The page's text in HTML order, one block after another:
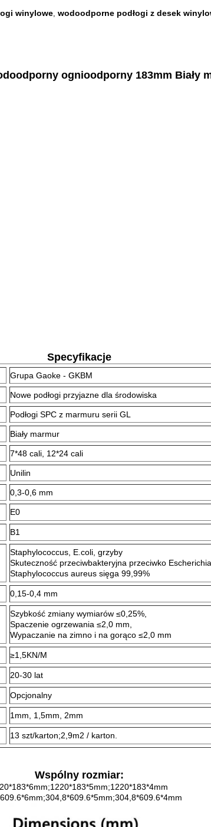
winylowe, wodoodporne podłogi z desek
ognioodporny 183mm Biały
Specyfikacje
Grupa Gaoke - GKBM
Nowe podłogi przyjazne dla środowiska
Podłogi SPC z marmuru serii GL
Biały marmur
7*48 cali, 12*24 cali
Unilin
0,3-0,6 mm
E0
B1
Staphylococcus, E.coli, grzyby
Skuteczność przeciwbakteryjna przeciwko
Staphylococcus aureus sięga 99,99%
0,15-0,4 mm
Szybkość zmiany wymiarów ≤0,25%,
Spaczenie ogrzewania ≤2,0 mm,
Wypaczanie na zimno i na gorąco ≤2,0 mm
≥1,5KN/M
20-30 lat
Opcjonalny
1mm, 1,5mm, 2mm
13 szt/karton;2,9m2 / karton.
Wspólny rozmiar: